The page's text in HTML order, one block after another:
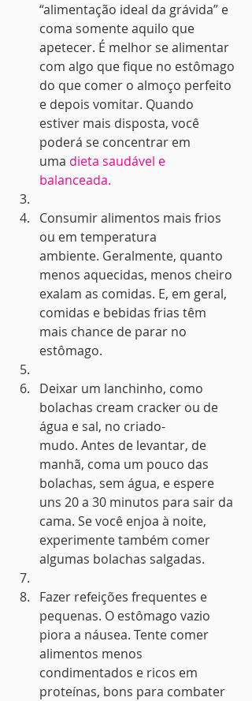
“alimentação ideal da grávida” e
coma somente aquilo que
apetecer. É melhor se alimentar
com algo que fique no estômago
do que comer o almoço perfeito
e depois vomitar. Quando
estiver mais disposta, você
poderá se concentrar em
uma dieta saudável e
balanceada.
Consumir alimentos mais frios
ou em temperatura
ambiente. Geralmente, quanto
menos aquecidas, menos cheiro
exalam as comidas. E, em geral,
comidas e bebidas frias têm
mais chance de parar no
estômago.
Deixar um lanchinho, como
bolachas cream cracker ou de
água e sal, no criado-
mudo. Antes de levantar, de
manhã, coma um pouco das
bolachas, sem água, e espere
uns 20 a 30 minutos para sair da
cama. Se você enjoa à noite,
experimente também comer
algumas bolachas salgadas.
Fazer refeições frequentes e
pequenas. O estômago vazio
piora a náusea. Tente comer
alimentos menos
condimentados e ricos em
proteínas, bons para combater